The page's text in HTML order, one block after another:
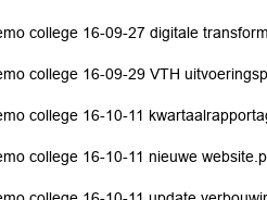
college 16-09-27 digitale
college 16-09-29 VTH
college 16-10-11
college 16-10-11 nieuwe